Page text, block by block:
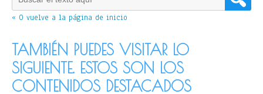
« O vuelve a la página de inicio
TAMBIÉN PUEDES VISITAR LO
SIGUIENTE. ESTOS SON LOS
CONTENIDOS DESTACADOS